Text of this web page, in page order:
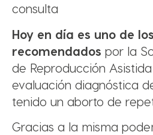
consulta
Hoy en día es uno de
recomendados por la
de Reproducción Asistida
evaluación diagnóstica
tenido un aborto de
Gracias a la misma